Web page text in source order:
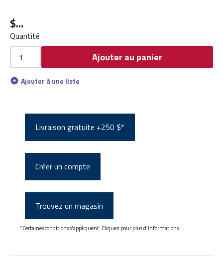
$
Quantité
Ajouter au panier
Ajouter à une liste
Livraison gratuite +250 $*
Créer un compte
Trouvez un magasin
*Certaines conditions s'appliquent. Cliquez pour plus d'informations.